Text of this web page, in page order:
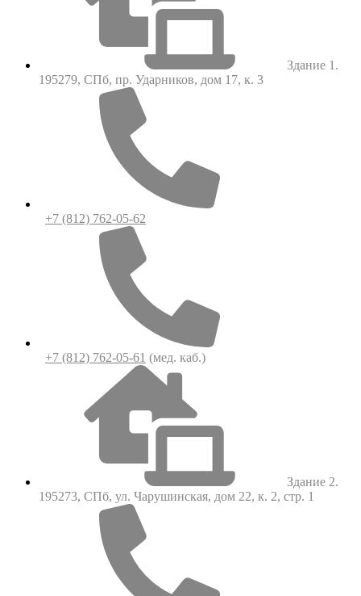
Здание 1.
195279, СПб, пр. Ударников, дом 17, к. 3
+7 (812) 762-05-62
+7 (812) 762-05-61 (мед. каб.)
Здание 2.
195273, СПб, ул. Чарушинская, дом 22, к. 2, стр. 1